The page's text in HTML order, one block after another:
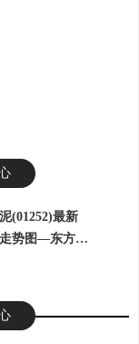
(01252)最新
势图—东方财